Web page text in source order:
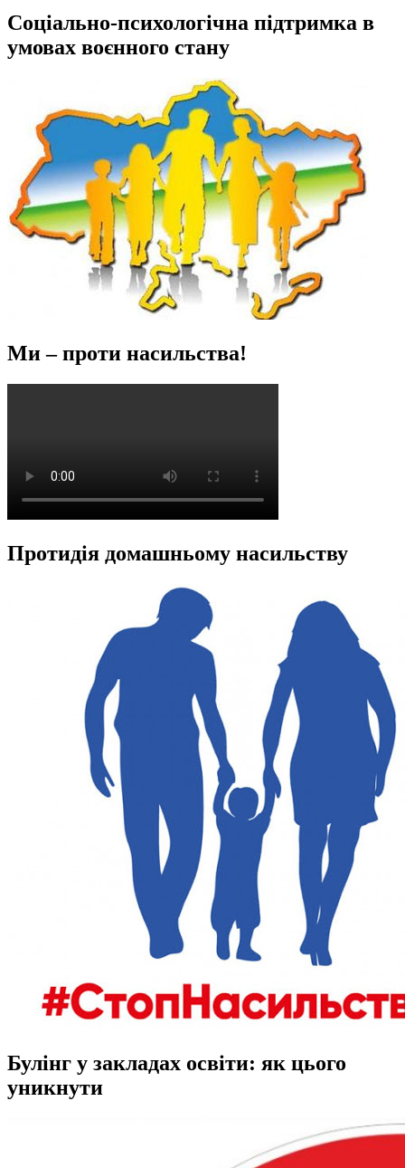
Соціально-психологічна підтримка в
умовах воєнного стану
Ми – проти насильства!
Протидія домашньому насильству
Булінг у закладах освіти: як цього
уникнути